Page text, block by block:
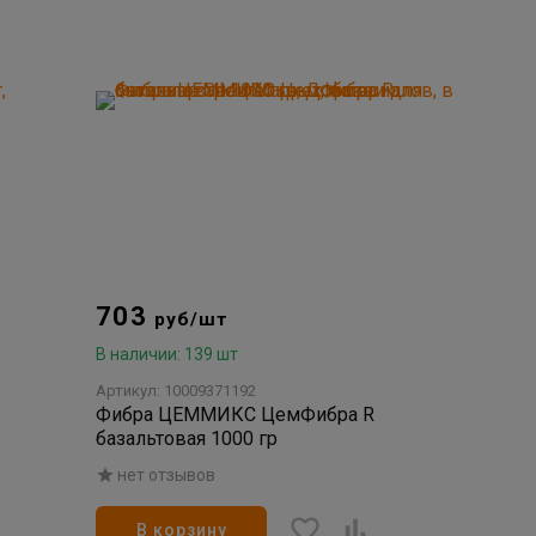
703 руб/шт
В наличии: 139 шт
Артикул: 10009371192
Фибра ЦЕММИКС ЦемФибра R
базальтовая 1000 гр
нет отзывов
В корзину